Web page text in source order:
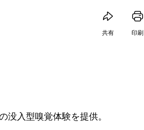
共有 印刷
入型嗅覚体験を提供。